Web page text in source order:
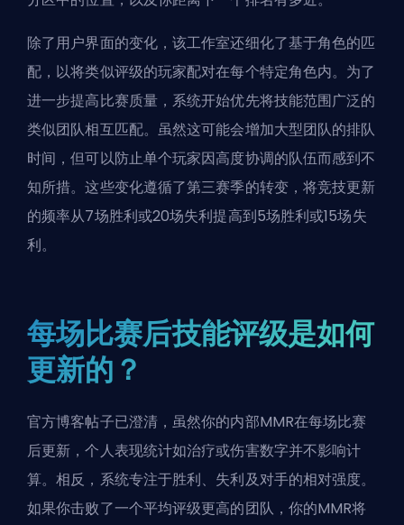
除了用户界面的变化，该工作室还细化了基于角色的匹
配，以将类似评级的玩家配对在每个特定角色内。为了
进一步提高比赛质量，系统开始优先将技能范围广泛的
类似团队相互匹配。虽然这可能会增加大型团队的排队
时间，但可以防止单个玩家因高度协调的队伍而感到不
知所措。这些变化遵循了第三赛季的转变，将竞技更新
的频率从7场胜利或20场失利提高到5场胜利或15场失
利。
每场比赛后技能评级是如何
更新的？
官方博客帖子已澄清，虽然你的内部MMR在每场比赛
后更新，个人表现统计如治疗或伤害数字并不影响计
算。相反，系统专注于胜利、失利及对手的相对强度。
如果你击败了一个平均评级更高的团队，你的MMR将